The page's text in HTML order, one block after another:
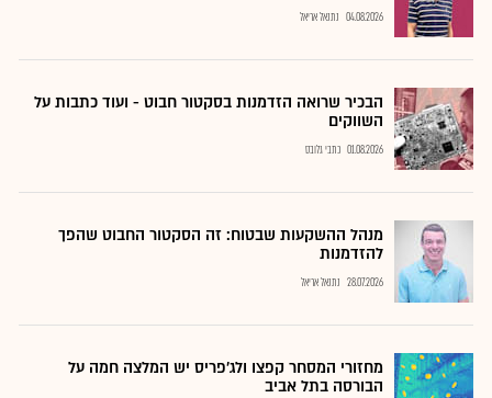
04.08.2026 נתנאל אריאל
הבכיר שרואה הזדמנות בסקטור חבוט - ועוד כתבות על
השווקים
01.08.2026 כתבי גלובס
מנהל ההשקעות שבטוח: זה הסקטור החבוט שהפך
להזדמנות
28.07.2026 נתנאל אריאל
מחזורי המסחר קפצו ולג'פריס יש המלצה חמה על
הבורסה בתל אביב